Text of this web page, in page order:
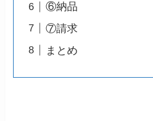
⑥納品
⑦請求
まとめ